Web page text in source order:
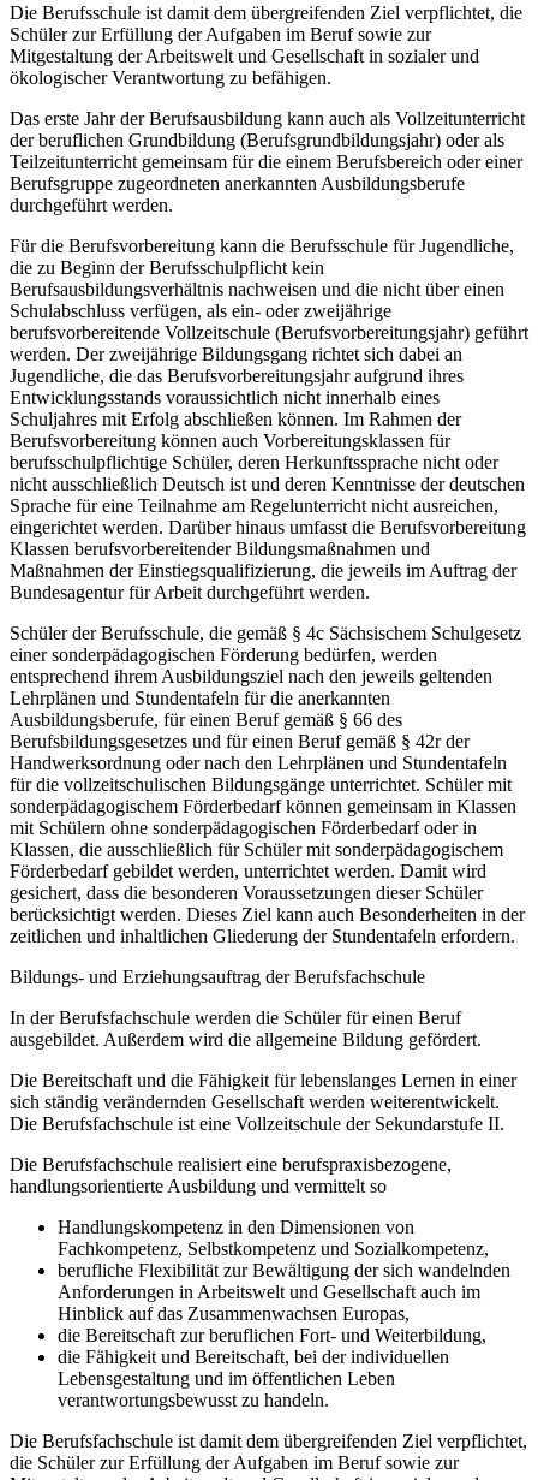
Die Berufsschule ist damit dem übergreifenden Ziel verpflichtet, die
Schüler zur Erfüllung der Aufgaben im Beruf sowie zur
Mitgestaltung der Arbeitswelt und Gesellschaft in sozialer und
ökologischer Verantwortung zu befähigen.
Das erste Jahr der Berufsausbildung kann auch als Vollzeitunterricht
der beruflichen Grundbildung (Berufsgrundbildungsjahr) oder als
Teilzeitunterricht gemeinsam für die einem Berufsbereich oder einer
Berufsgruppe zugeordneten anerkannten Ausbildungsberufe
durchgeführt werden.
Für die Berufsvorbereitung kann die Berufsschule für Jugendliche,
die zu Beginn der Berufsschulpflicht kein
Berufsausbildungsverhältnis nachweisen und die nicht über einen
Schulabschluss verfügen, als ein- oder zweijährige
berufsvorbereitende Vollzeitschule (Berufsvorbereitungsjahr) geführt
werden. Der zweijährige Bildungsgang richtet sich dabei an
Jugendliche, die das Berufsvorbereitungsjahr aufgrund ihres
Entwicklungsstands voraussichtlich nicht innerhalb eines
Schuljahres mit Erfolg abschließen können. Im Rahmen der
Berufsvorbereitung können auch Vorbereitungsklassen für
berufsschulpflichtige Schüler, deren Herkunftssprache nicht oder
nicht ausschließlich Deutsch ist und deren Kenntnisse der deutschen
Sprache für eine Teilnahme am Regelunterricht nicht ausreichen,
eingerichtet werden. Darüber hinaus umfasst die Berufsvorbereitung
Klassen berufsvorbereitender Bildungsmaßnahmen und
Maßnahmen der Einstiegsqualifizierung, die jeweils im Auftrag der
Bundesagentur für Arbeit durchgeführt werden.
Schüler der Berufsschule, die gemäß § 4c Sächsischem Schulgesetz
einer sonderpädagogischen Förderung bedürfen, werden
entsprechend ihrem Ausbildungsziel nach den jeweils geltenden
Lehrplänen und Stundentafeln für die anerkannten
Ausbildungsberufe, für einen Beruf gemäß § 66 des
Berufsbildungsgesetzes und für einen Beruf gemäß § 42r der
Handwerksordnung oder nach den Lehrplänen und Stundentafeln
für die vollzeitschulischen Bildungsgänge unterrichtet. Schüler mit
sonderpädagogischem Förderbedarf können gemeinsam in Klassen
mit Schülern ohne sonderpädagogischen Förderbedarf oder in
Klassen, die ausschließlich für Schüler mit sonderpädagogischem
Förderbedarf gebildet werden, unterrichtet werden. Damit wird
gesichert, dass die besonderen Voraussetzungen dieser Schüler
berücksichtigt werden. Dieses Ziel kann auch Besonderheiten in der
zeitlichen und inhaltlichen Gliederung der Stundentafeln erfordern.
Bildungs- und Erziehungsauftrag der Berufsfachschule
In der Berufsfachschule werden die Schüler für einen Beruf
ausgebildet. Außerdem wird die allgemeine Bildung gefördert.
Die Bereitschaft und die Fähigkeit für lebenslanges Lernen in einer
sich ständig verändernden Gesellschaft werden weiterentwickelt.
Die Berufsfachschule ist eine Vollzeitschule der Sekundarstufe II.
Die Berufsfachschule realisiert eine berufspraxisbezogene,
handlungsorientierte Ausbildung und vermittelt so
Handlungskompetenz in den Dimensionen von
Fachkompetenz, Selbstkompetenz und Sozialkompetenz,
berufliche Flexibilität zur Bewältigung der sich wandelnden
Anforderungen in Arbeitswelt und Gesellschaft auch im
Hinblick auf das Zusammenwachsen Europas,
die Bereitschaft zur beruflichen Fort- und Weiterbildung,
die Fähigkeit und Bereitschaft, bei der individuellen
Lebensgestaltung und im öffentlichen Leben
verantwortungsbewusst zu handeln.
Die Berufsfachschule ist damit dem übergreifenden Ziel verpflichtet,
die Schüler zur Erfüllung der Aufgaben im Beruf sowie zur